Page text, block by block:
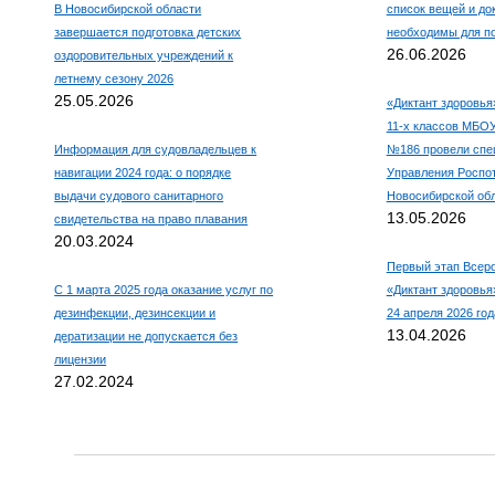
В Новосибирской области
завершается подготовка детских
оздоровительных учреждений к
летнему сезону 2026
25.05.2026
Информация для судовладельцев к
навигации 2024 года: о порядке
выдачи судового санитарного
свидетельства на право плавания
20.03.2024
С 1 марта 2025 года оказание услуг по
дезинфекции, дезинсекции и
дератизации не допускается без
лицензии
27.02.2024
список вещей и
необходимы для
26.06.2026
«Диктант
11-х классов
№186 провели
Управления
Новосибирской
13.05.2026
Первый этап
«Диктант
24 апреля 2026
13.04.2026